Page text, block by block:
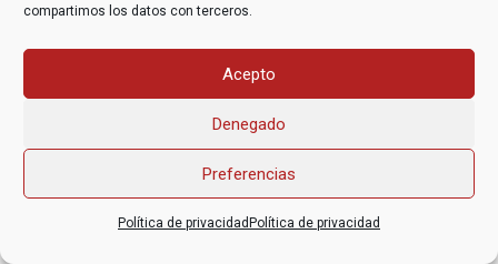
compartimos los datos con terceros.
Acepto
Denegado
Preferencias
Política de privacidad Política de privacidad
Asociación Federal Derecho a Morir Dignamente (DMD)
informacion@derechoamorir.org